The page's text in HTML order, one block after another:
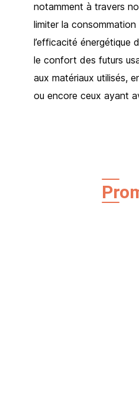
notamment à travers
limiter la
l’efficacité énergétique
le confort des futurs
aux matériaux utilisés,
ou encore ceux ayant